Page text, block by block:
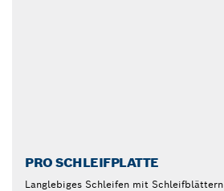
PRO SCHLEIFPLATTE
Langlebiges Schleifen mit Schleifblättern